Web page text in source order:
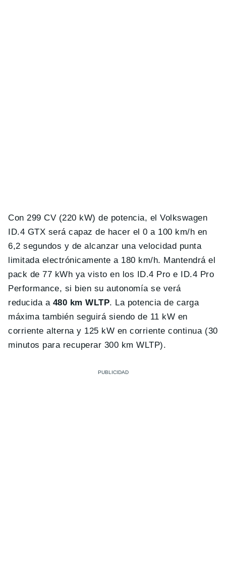
Con 299 CV (220 kW) de potencia, el Volkswagen
ID.4 GTX será capaz de hacer el 0 a 100 km/h en
6,2 segundos y de alcanzar una velocidad punta
limitada electrónicamente a 180 km/h. Mantendrá el
pack de 77 kWh ya visto en los ID.4 Pro e ID.4 Pro
Performance, si bien su autonomía se verá
reducida a 480 km WLTP. La potencia de carga
máxima también seguirá siendo de 11 kW en
corriente alterna y 125 kW en corriente continua (30
minutos para recuperar 300 km WLTP).